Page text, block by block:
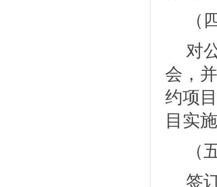
（
对
会，
约项
目实
（
签